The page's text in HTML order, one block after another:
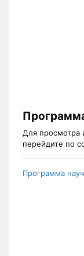
Для просмотра
перейдите по
Программа